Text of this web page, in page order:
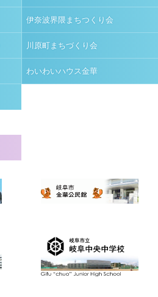
伊奈波界隈まちつくり会
川原町まちづくり会
わいわいハウス金華